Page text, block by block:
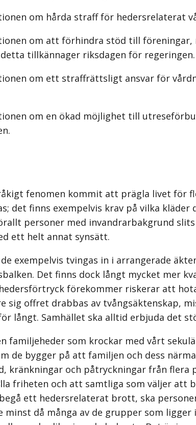
om hårda straff för hedersrelaterat
om att förhindra stöd till
tillkännager riksdagen för regeringen.
om ett straffrättsligt ansvar för
om en ökad möjlighet till
fenomen kommit att prägla livet för
det finns exempelvis krav på vilka
personer med invandrarbakgrund
ett helt annat synsätt.
exempelvis tvingas in i arrangerade
Det finns dock långt mycket mer
förekommer riskerar att
sig offret drabbas av tvångsäktenskap,
långt. Samhället ska alltid erbjuda det
som krockar med vårt
de bygger på att familjen och dess
kränkningar och påtryckningar från
friheten och att samtliga som väljer att
ett hedersrelaterat brott, ska
då många av de grupper som